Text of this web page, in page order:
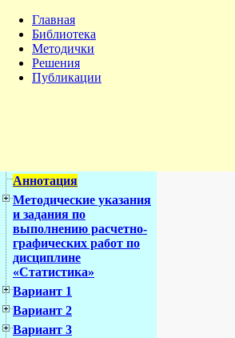
Главная
Библиотека
Методички
Решения
Публикации
Аннотация
Методические указания
и задания по
выполнению расчетно-
графических работ по
дисциплине
«Статистика»
Вариант 1
Вариант 2
Вариант 3